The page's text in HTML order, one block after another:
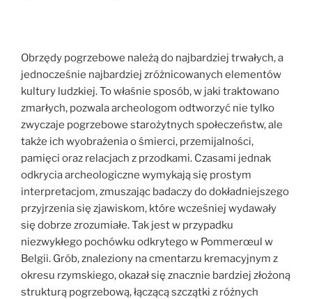
Obrzędy pogrzebowe należą do najbardziej trwałych, a
jednocześnie najbardziej zróżnicowanych elementów
kultury ludzkiej. To właśnie sposób, w jaki traktowano
zmarłych, pozwala archeologom odtworzyć nie tylko
zwyczaje pogrzebowe starożytnych społeczeństw, ale
także ich wyobrażenia o śmierci, przemijalności,
pamięci oraz relacjach z przodkami. Czasami jednak
odkrycia archeologiczne wymykają się prostym
interpretacjom, zmuszając badaczy do dokładniejszego
przyjrzenia się zjawiskom, które wcześniej wydawały
się dobrze zrozumiałe. Tak jest w przypadku
niezwykłego pochówku odkrytego w Pommerœul w
Belgii. Grób, znaleziony na cmentarzu kremacyjnym z
okresu rzymskiego, okazał się znacznie bardziej złożoną
strukturą pogrzebową, łączącą szczątki z różnych